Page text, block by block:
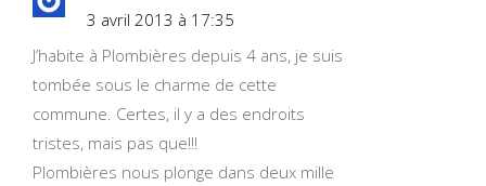
3 avril 2013 à 17:35
J’habite à Plombières depuis 4 ans, je suis
tombée sous le charme de cette
commune. Certes, il y a des endroits
tristes, mais pas que!!!
Plombières nous plonge dans deux mille